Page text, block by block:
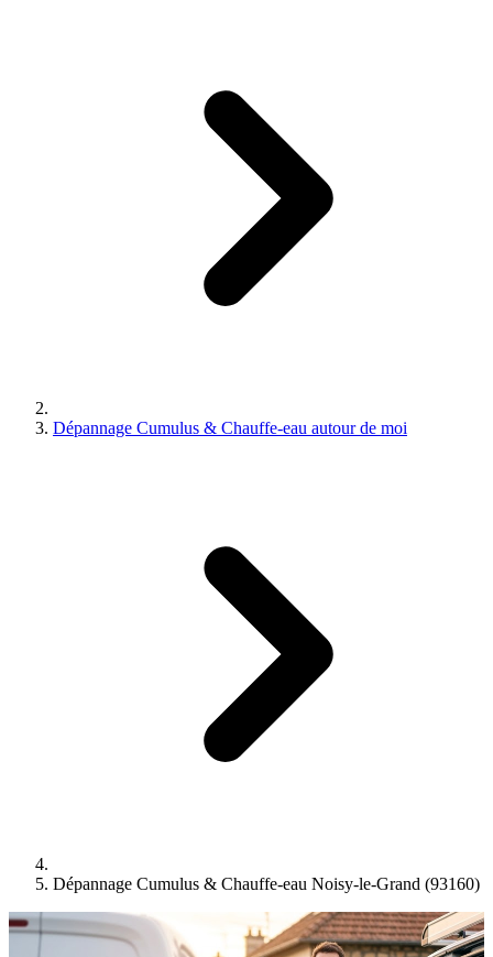
Dépannage Cumulus & Chauffe-eau autour de moi
Dépannage Cumulus & Chauffe-eau Noisy-le-Grand (93160)